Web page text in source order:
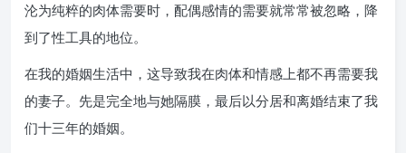
沦为纯粹的肉体需要时，配偶感情的需要就常常被忽略，降
到了性工具的地位。
在我的婚姻生活中，这导致我在肉体和情感上都不再需要我
的妻子。先是完全地与她隔膜，最后以分居和离婚结束了我
们十三年的婚姻。